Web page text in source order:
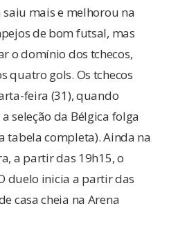
mais e melhorou na
de bom futsal, mas
o domínio dos tchecos,
quatro gols. Os tchecos
feira (31), quando
seleção da Bélgica folga
tabela completa). Ainda na
a partir das 19h15, o
duelo inicia a partir das
casa cheia na Arena